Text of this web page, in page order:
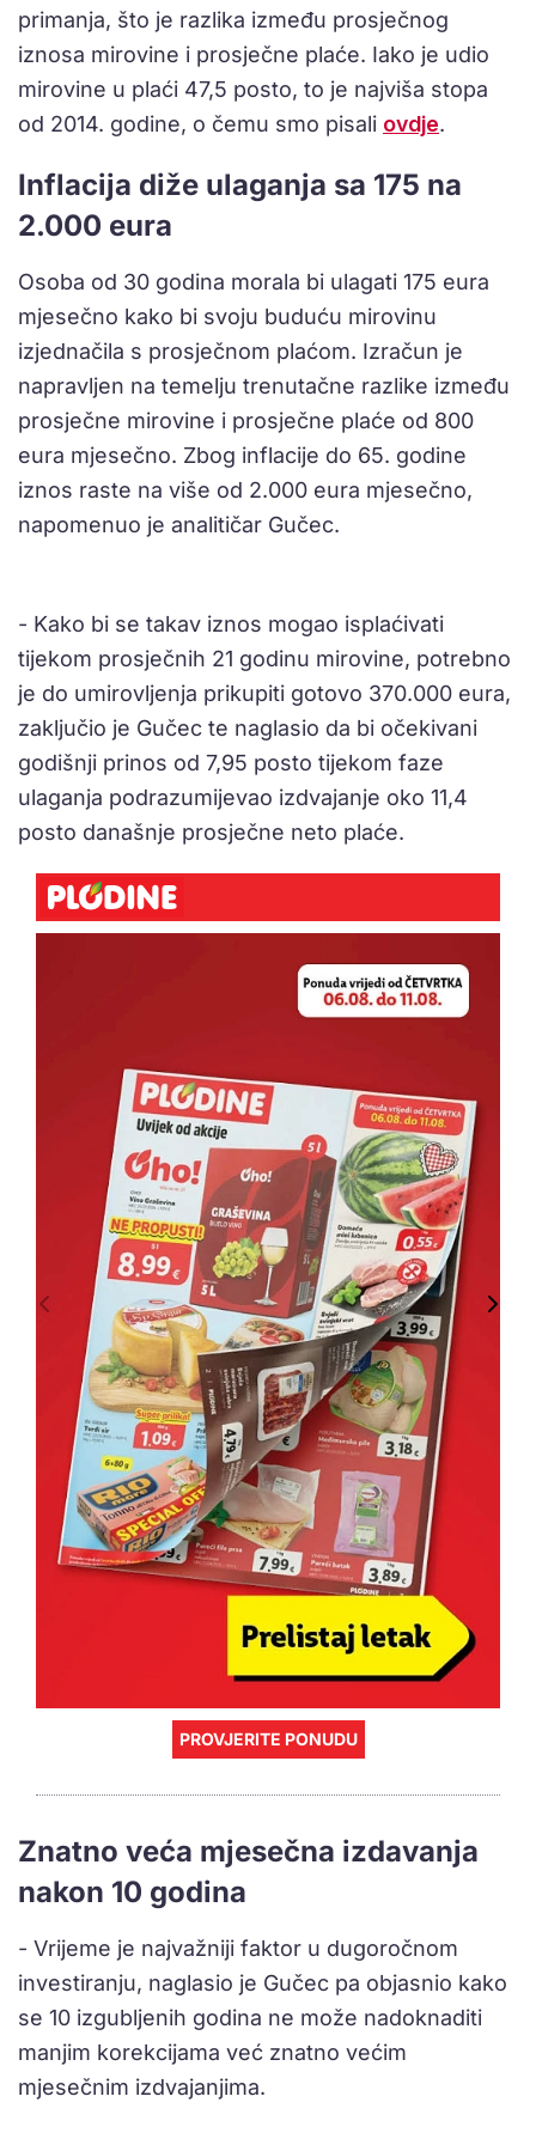
primanja, što je razlika između prosječnog
iznosa mirovine i prosječne plaće. Iako je udio
mirovine u plaći 47,5 posto, to je najviša stopa
od 2014. godine, o čemu smo pisali ovdje.
Inflacija diže ulaganja sa 175 na
2.000 eura
Osoba od 30 godina morala bi ulagati 175 eura
mjesečno kako bi svoju buduću mirovinu
izjednačila s prosječnom plaćom. Izračun je
napravljen na temelju trenutačne razlike između
prosječne mirovine i prosječne plaće od 800
eura mjesečno. Zbog inflacije do 65. godine
iznos raste na više od 2.000 eura mjesečno,
napomenuo je analitičar Gučec.
- Kako bi se takav iznos mogao isplaćivati
tijekom prosječnih 21 godinu mirovine, potrebno
je do umirovljenja prikupiti gotovo 370.000 eura,
zaključio je Gučec te naglasio da bi očekivani
godišnji prinos od 7,95 posto tijekom faze
ulaganja podrazumijevao izdvajanje oko 11,4
posto današnje prosječne neto plaće.
PROVJERITE PONUDU
Znatno veća mjesečna izdavanja
nakon 10 godina
- Vrijeme je najvažniji faktor u dugoročnom
investiranju, naglasio je Gučec pa objasnio kako
se 10 izgubljenih godina ne može nadoknaditi
manjim korekcijama već znatno većim
mjesečnim izdvajanjima.